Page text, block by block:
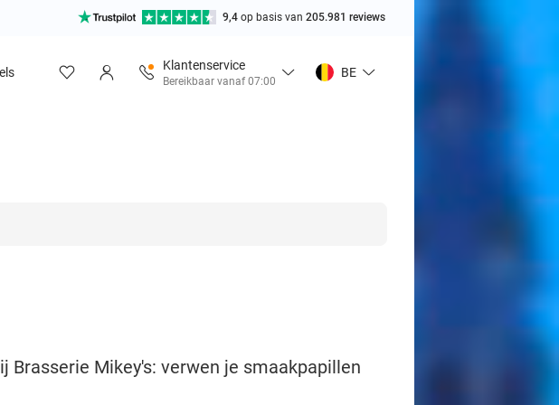
9,4 op basis van 205.981 reviews
Klantenservice
Bereikbaar vanaf 07:00
BE
Brasserie Mikey's: verwen je smaakpapillen